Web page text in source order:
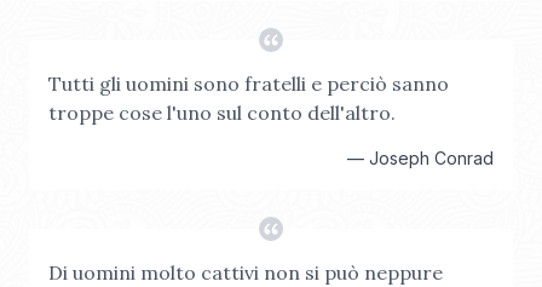
Tutti gli uomini sono fratelli e perciò sanno
troppe cose l'uno sul conto dell'altro.
— Joseph Conrad
Di uomini molto cattivi non si può neppure